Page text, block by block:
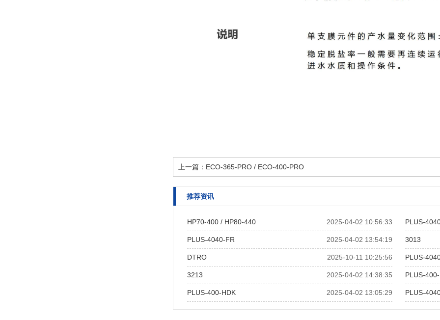
上一篇： ECO-365-PRO / ECO-400-PRO
推荐资讯
2025-04-02 10:56:33
HP70-400 / HP80-440 PLUS-
2025-04-02 13:54:19
PLUS-4040-FR 3013
2025-10-11 10:25:56
DTRO PLUS-
2025-04-02 14:38:35
3213 PLUS-
2025-04-02 13:05:29
PLUS-400-HDK PLUS-